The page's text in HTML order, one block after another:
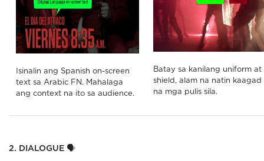
Isinalin ang Spanish on-screen
text sa Arabic FN. Mahalaga
ang context na ito sa audience.
Batay sa kanilang uniform at
shield, alam na natin kaagad
na mga pulis sila.
2. DIALOGUE 🗣